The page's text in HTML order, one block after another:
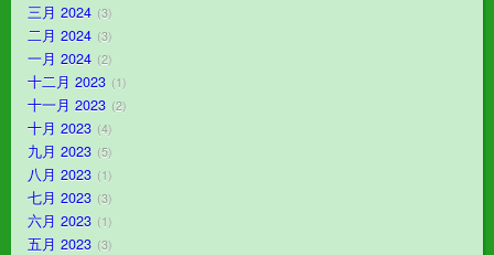
三月 2024 3
二月 2024 3
一月 2024 2
十二月 2023 1
十一月 2023 2
十月 2023 4
九月 2023 5
八月 2023 1
七月 2023 3
六月 2023 1
五月 2023 3